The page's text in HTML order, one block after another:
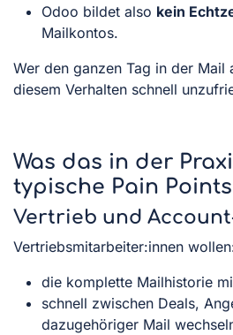
Odoo bildet also kein
Mailkontos.
Wer den ganzen Tag in der
diesem Verhalten schnell
Was das in der
typische Pain
Vertrieb und
Vertriebsmitarbeiter:innen
die komplette Mailhistorie
schnell zwischen Deals,
dazugehöriger Mail